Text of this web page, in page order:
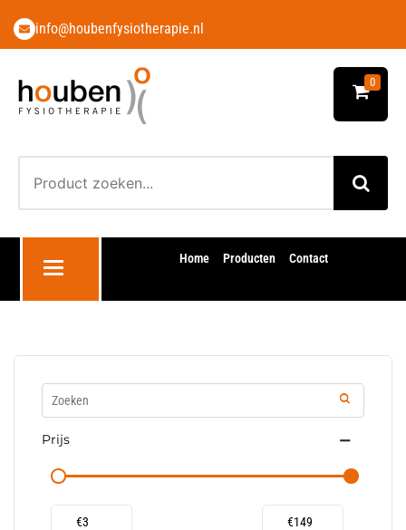
info@houbenfysiotherapie.nl
0
Toggle navigation
Home Producten Contact
Prijs
€
€